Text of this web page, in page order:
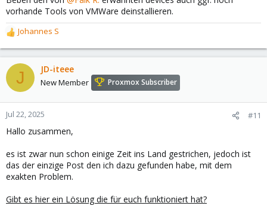
vorhande Tools von VMWare deinstallieren.
R
e
a
c
t
o
n
s
:
Johannes S
J JD-iteee
New Member Proxmox Subscriber
Jul 22, 2025 #11
Hallo zusammen,
es ist zwar nun schon einige Zeit ins Land gestrichen, jedoch ist
das der einzige Post den ich dazu gefunden habe, mit dem
exakten Problem.
Gibt es hier ein Lösung die für euch funktioniert hat?